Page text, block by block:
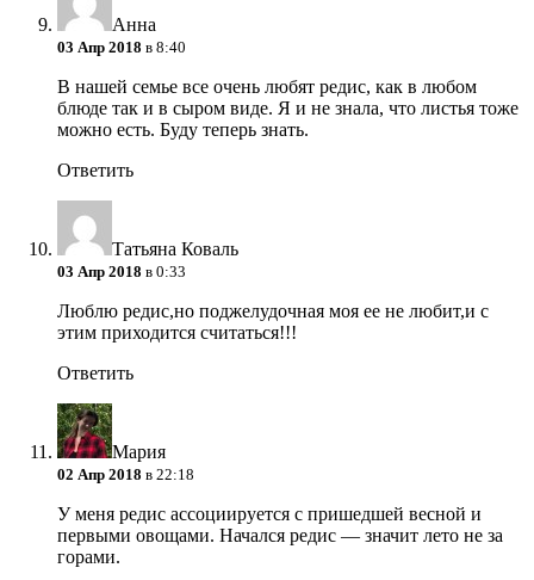
Анна
03 Апр 2018 в 8:40
В нашей семье все очень любят редис, как в любом
блюде так и в сыром виде. Я и не знала, что листья тоже
можно есть. Буду теперь знать.
Ответить
Татьяна Коваль
03 Апр 2018 в 0:33
Люблю редис,но поджелудочная моя ее не любит,и с
этим приходится считаться!!!
Ответить
Мария
02 Апр 2018 в 22:18
У меня редис ассоциируется с пришедшей весной и
первыми овощами. Начался редис — значит лето не за
горами.